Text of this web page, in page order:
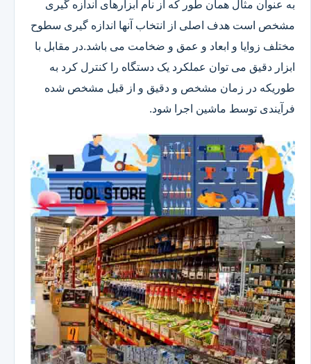
به عنوان مثال همان طور که از نام ابزارهای اندازه گیری
مشخص است هدف اصلی از انتخاب آنها اندازه گیری سطوح
مختلف زوایا و ابعاد و عمق و ضخامت می باشد.در مقابل با
ابزار دقیق می توان عملکرد یک دستگاه را کنترل کرد به
طوریکه در زمان مشخص و دقیق و از قبل مشخص شده
فرآیندی توسط ماشین اجرا شود.